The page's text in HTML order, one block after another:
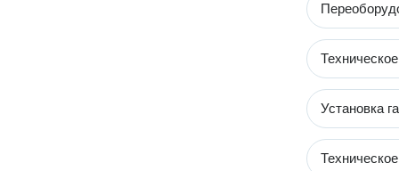
Установка